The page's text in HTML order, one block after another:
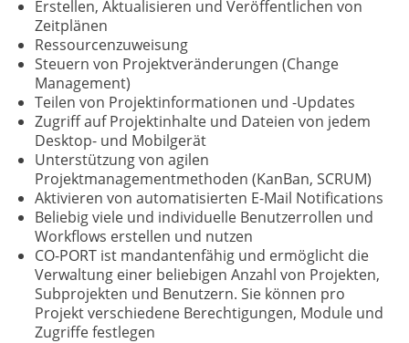
Erstellen, Aktualisieren und Veröffentlichen von
Zeitplänen
Ressourcenzuweisung
Steuern von Projektveränderungen (Change
Management)
Teilen von Projektinformationen und -Updates
Zugriff auf Projektinhalte und Dateien von jedem
Desktop- und Mobilgerät
Unterstützung von agilen
Projektmanagementmethoden (KanBan, SCRUM)
Aktivieren von automatisierten E-Mail Notifications
Beliebig viele und individuelle Benutzerrollen und
Workflows erstellen und nutzen
CO-PORT ist mandantenfähig und ermöglicht die
Verwaltung einer beliebigen Anzahl von Projekten,
Subprojekten und Benutzern. Sie können pro
Projekt verschiedene Berechtigungen, Module und
Zugriffe festlegen